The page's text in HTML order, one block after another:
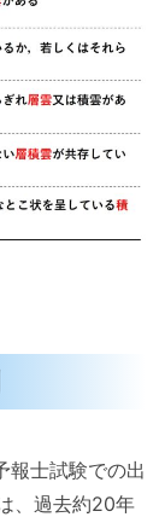
報士試験での出
、過去約20年